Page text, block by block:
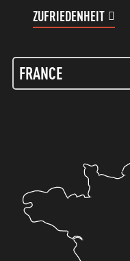
ZUFRIEDENHEIT